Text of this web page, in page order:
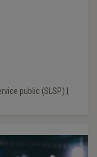
public (SLSP)